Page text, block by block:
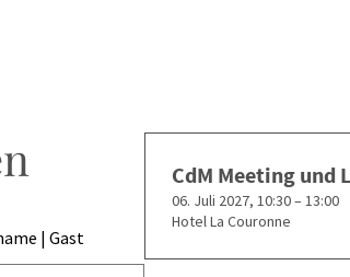
| Gast
CdM Meeting und
06. Juli 2027, 10:30 – 13:00
Hotel La Couronne